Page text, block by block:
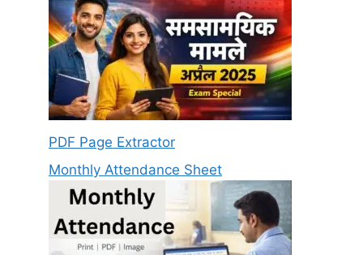
PDF Page Extractor
Monthly Attendance Sheet